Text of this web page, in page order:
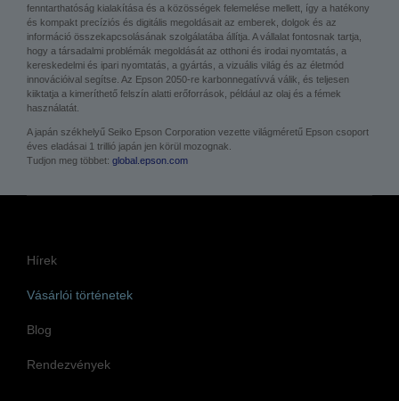
fenntarthatóság kialakítása és a közösségek felemelése mellett, így a hatékony
és kompakt precíziós és digitális megoldásait az emberek, dolgok és az
információ összekapcsolásának szolgálatába állítja. A vállalat fontosnak tartja,
hogy a társadalmi problémák megoldását az otthoni és irodai nyomtatás, a
kereskedelmi és ipari nyomtatás, a gyártás, a vizuális világ és az életmód
innovációival segítse. Az Epson 2050-re karbonnegatívvá válik, és teljesen
kiiktatja a kimeríthető felszín alatti erőforrások, például az olaj és a fémek
használatát.
A japán székhelyű Seiko Epson Corporation vezette világméretű Epson csoport
éves eladásai 1 trillió japán jen körül mozognak.
Tudjon meg többet: global.epson.com
Hírek
Vásárlói történetek
Blog
Rendezvények